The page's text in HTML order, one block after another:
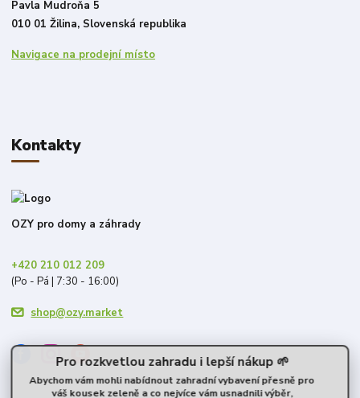
Pavla Mudroňa 5
010 01 Žilina, Slovenská republika
Navigace na prodejní místo
Kontakty
OZY pro domy a záhrady
+420 210 012 209
(Po - Pá | 7:30 - 16:00)
shop@ozy.market
Pro rozkvetlou zahradu i lepší nákup 🌱
Abychom vám mohli nabídnout zahradní vybavení přesně pro
váš kousek zeleně a co nejvíce vám usnadnili výběr,